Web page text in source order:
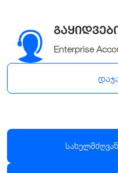
Enterprise